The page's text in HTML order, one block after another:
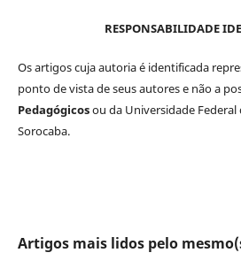
RESPONSABILIDADE
Os artigos cuja autoria é identificada
ponto de vista de seus autores e não a
Pedagógicosou da Universidade Federal
Sorocaba.
Artigos mais lidos pelo